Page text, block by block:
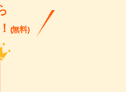
(無料)